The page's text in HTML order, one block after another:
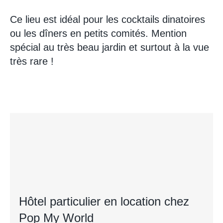
Ce lieu est idéal pour les cocktails dinatoires
ou les dîners en petits comités. Mention
spécial au très beau jardin et surtout à la vue
très rare !
Hôtel particulier en location chez
Pop My World